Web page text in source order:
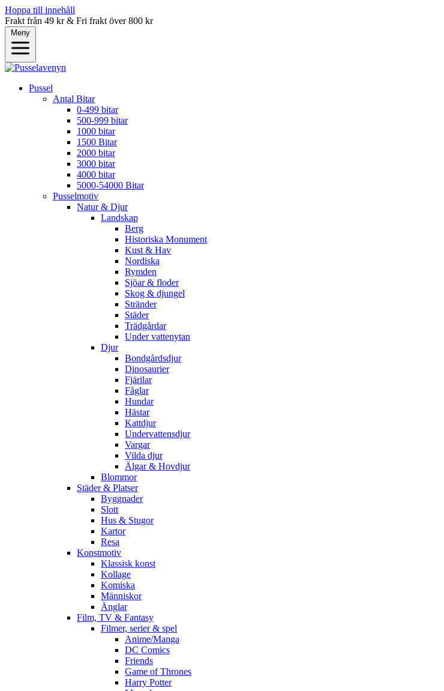
Hoppa till innehåll
Frakt från 49 kr & Fri frakt över 800 kr
Meny
Pussel
Antal Bitar
0-499 bitar
500-999 bitar
1000 bitar
1500 Bitar
2000 bitar
3000 bitar
4000 bitar
5000-54000 Bitar
Pusselmotiv
Natur & Djur
Landskap
Berg
Historiska Monument
Kust & Hav
Nordiska
Rymden
Sjöar & floder
Skog & djungel
Stränder
Städer
Trädgårdar
Under vattenytan
Djur
Bondgårdsdjur
Dinosaurier
Fjärilar
Fåglar
Hundar
Hästar
Kattdjur
Undervattensdjur
Vargar
Vilda djur
Älgar & Hovdjur
Blommor
Städer & Platser
Byggnader
Slott
Hus & Stugor
Kartor
Resa
Konstmotiv
Klassisk konst
Kollage
Komiska
Människor
Änglar
Film, TV & Fantasy
Filmer, serier & spel
Anime/Manga
DC Comics
Friends
Game of Thrones
Harry Potter